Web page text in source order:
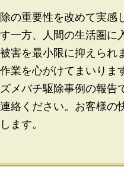
の重要性を改めて実感
一方、人間の生活圏に
害を最小限に抑えられ
業を心がけてまいりま
メバチ駆除事例の報告
絡ください。お客様の
ます。